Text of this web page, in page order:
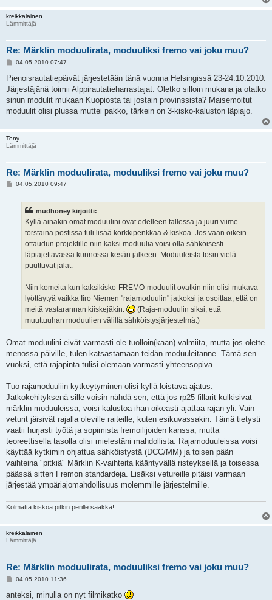
kreikkalainen
Lämmittäjä
Re: Märklin moduulirata, moduuliksi fremo vai joku muu?
V
e
t
i
04.05.2010 07:47
Pienoisrautatiepäivät järjestetään tänä vuonna Helsingissä 23-24.10.2010.
Järjestäjänä toimii Alppirautatieharrastajat. Oletko silloin mukana ja otatko
sinun modulit mukaan Kuopiosta tai jostain provinssista? Maisemoitut
moduulit olisi plussa muttei pakko, tärkein on 3-kisko-kaluston läpiajo.
Tony
Lämmittäjä
Re: Märklin moduulirata, moduuliksi fremo vai joku muu?
V04.05.2010 09:47
mudhoney kirjoitti:
Kyllä ainakin omat moduulini ovat edelleen tallessa ja juuri viime
torstaina postissa tuli lisää korkkipenkkaa & kiskoa. Jos vaan oikein
ottaudun projektille niin kaksi moduulia voisi olla sähköisesti
läpiajettavassa kunnossa kesän jälkeen. Moduuleista tosin vielä
puuttuvat jalat.
Niin komeita kun kaksikisko-FREMO-moduulit ovatkin niin olisi mukava
lyöttäytyä vaikka Iiro Niemen "rajamoduulin" jatkoksi ja osoittaa, että on
meitä vastarannan kiiskejäkin.
(Raja-moduulin siksi, että
muuttuuhan moduulien välillä sähköistysjärjestelmä.)
Omat moduulini eivät varmasti ole tuolloin(kaan) valmiita, mutta jos olette
menossa päiville, tulen katsastamaan teidän moduuleitanne. Tämä sen
vuoksi, että rajapinta tulisi olemaan varmasti yhteensopiva.
Tuo rajamoduuliin kytkeytyminen olisi kyllä loistava ajatus.
Jatkokehityksenä sille voisin nähdä sen, että jos rp25 fillarit kulkisivat
märklin-moduuleissa, voisi kalustoa ihan oikeasti ajattaa rajan yli. Vain
veturit jäisivät rajalla oleville raiteille, kuten esikuvassakin. Tämä tietysti
vaatii hurjasti työtä ja sopimista fremoilijoiden kanssa, mutta
teoreettisella tasolla olisi mielestäni mahdollista. Rajamoduuleissa voisi
käyttää kytkimin ohjattua sähköistystä (DCC/MM) ja toisen pään
vaihteina "pitkiä" Märklin K-vaihteita kääntyvällä risteyksellä ja toisessa
päässä sitten Fremon standardeja. Lisäksi vetureille pitäisi varmaan
järjestää ympäriajomahdollisuus molemmille järjestelmille.
Kolmatta kiskoa pitkin perille saakka!
kreikkalainen
Lämmittäjä
Re: Märklin moduulirata, moduuliksi fremo vai joku muu?
V
e
04.05.2010 11:36
anteksi, minulla on nyt filmikatko